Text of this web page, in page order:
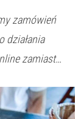
zamówień
działania
zamiast…